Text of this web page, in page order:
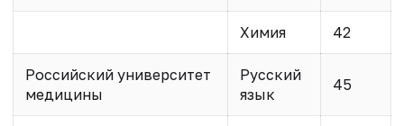
Химия 42
Российский университет
медицины
Русский
язык
45